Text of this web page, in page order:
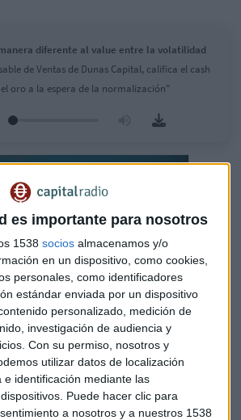
es importante para nosotros
1538 socios almacenamos y/o
en un dispositivo, como cookies,
personales, como identificadores
estándar enviada por un dispositivo
personalizado, medición de
investigación de audiencia y
Con su permiso, nosotros y
utilizar datos de localización
e identificación mediante las
Puede hacer clic para
a nosotros y a nuestros 1538
diferente al value entre la volatilidad
de Ventas de Dunas Capital, califica el cash
oro a la espera de la normalización"
sostenible "más allá" de la huella
la nueva propuesta de Willis Towers en
Cienfuegos, responsable para Europa
Willis Towers y Benjamin Carreras,